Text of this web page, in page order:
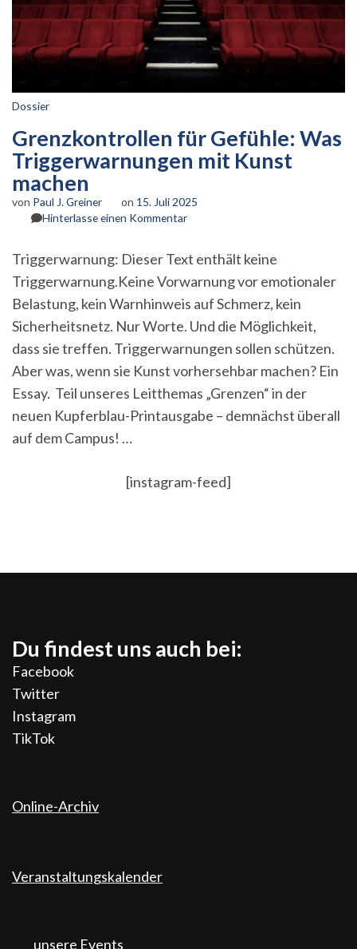
Dossier
Grenzkontrollen für Gefühle: Was
Triggerwarnungen mit Kunst
machen
von Paul J. Greiner on 15. Juli 2025
Hinterlasse einen Kommentarzu
Gefühle:
Was
Triggerwarnungen
mit
Kunst
machen
Triggerwarnung: Dieser Text enthält keine
Triggerwarnung.Keine Vorwarnung vor emotionaler
Belastung, kein Warnhinweis auf Schmerz, kein
Sicherheitsnetz. Nur Worte. Und die Möglichkeit,
dass sie treffen. Triggerwarnungen sollen schützen.
Aber was, wenn sie Kunst vorhersehbar machen? Ein
Essay. Teil unseres Leitthemas „Grenzen“ in der
neuen Kupferblau-Printausgabe – demnächst überall
auf dem Campus! …
[instagram-feed]
Du findest uns auch bei:
Facebook
Twitter
Instagram
TikTok
Online-Archiv
Veranstaltungskalender
unsere Events